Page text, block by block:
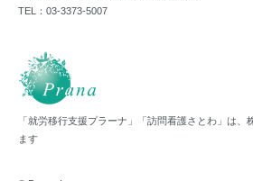
TEL：03-3373-5007
「就労移行支援プラーナ」「訪問看護さとわ」は
ます